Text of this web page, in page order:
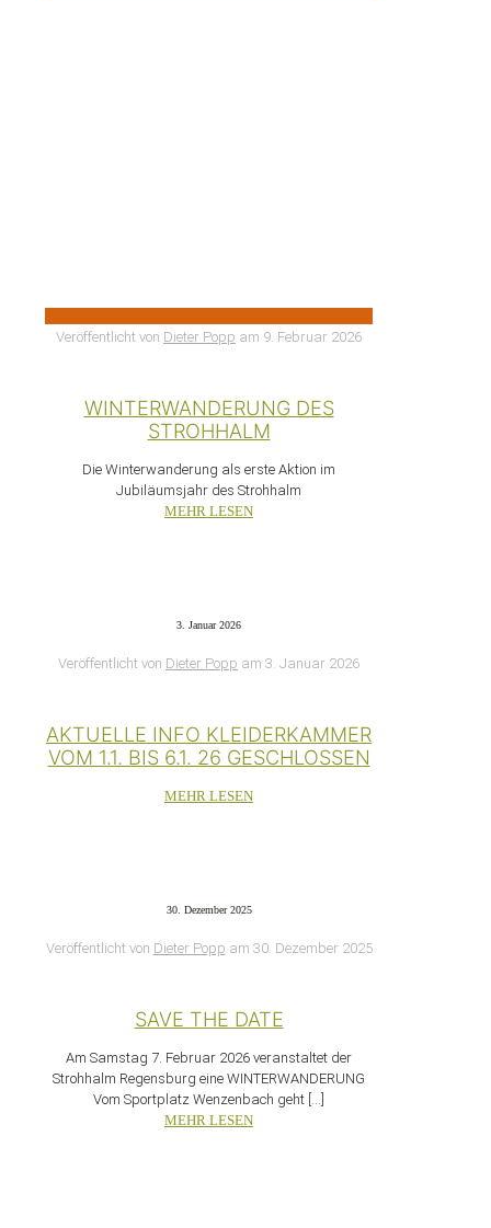
Veröffentlicht von Dieter Popp am 9. Februar 2026
WINTERWANDERUNG DES
STROHHALM
Die Winterwanderung als erste Aktion im
Jubiläumsjahr des Strohhalm
MEHR LESEN
3. Januar 2026
Veröffentlicht von Dieter Popp am 3. Januar 2026
AKTUELLE INFO KLEIDERKAMMER
VOM 1.1. BIS 6.1. 26 GESCHLOSSEN
MEHR LESEN
30. Dezember 2025
Veröffentlicht von Dieter Popp am 30. Dezember 2025
SAVE THE DATE
Am Samstag 7. Februar 2026 veranstaltet der
Strohhalm Regensburg eine WINTERWANDERUNG
Vom Sportplatz Wenzenbach geht […]
MEHR LESEN